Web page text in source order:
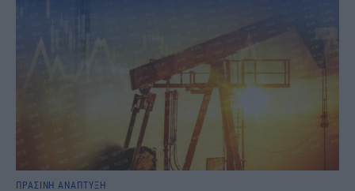
ΠΡΑΣΙΝΗ ΑΝΑΠΤΥΞΗ